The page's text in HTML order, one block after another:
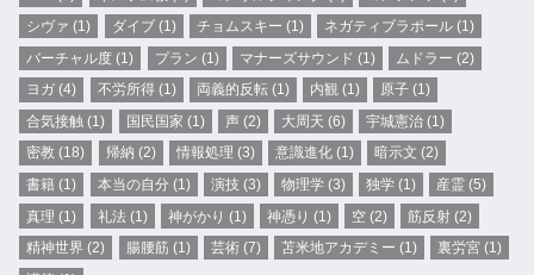
シヴァ (1) ダイブ(1) チョムスキー (1) ネガティブラポール (1)
バーチャル度 (1) プラン (1) マナーズサウンド (1) ムドラー (2)
ヨガ (4) 不労所得(1) 両義的反転(1) 内観 (1) 原子 (1)
合気接触 (1) 国民国家 (1) 声(2) 大周天 (6) 宇城憲治 (1)
密教 (18) 帰納 (2) 情報処理 (3) 意識進化 (1) 暗示文 (2)
書籍 (1) 本当の自分 (1) 演技(3) 物理学 (3) 独学 (1) 産霊 (5)
真理 (1) 礼法(1) 神がかり (1) 神憑り (1) 空 (2) 筋反射 (2)
精神世界 (2) 腸腰筋(1) 芸術(7) 苫米地アカデミー (1) 裏労宮 (1)